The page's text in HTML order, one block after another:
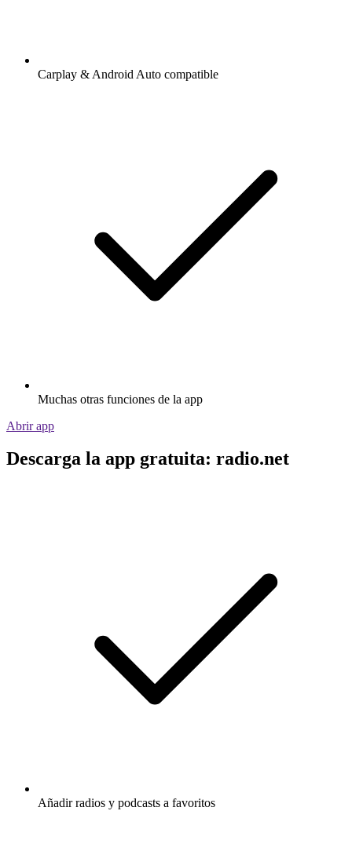
Carplay & Android Auto compatible
Muchas otras funciones de la app
Abrir app
Descarga la app gratuita: radio.net
Añadir radios y podcasts a favoritos